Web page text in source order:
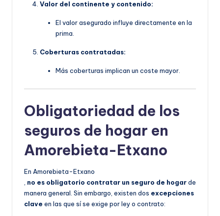
Valor del continente y contenido:
El valor asegurado influye directamente en la
prima.
Coberturas contratadas:
Más coberturas implican un coste mayor.
Obligatoriedad de los
seguros de hogar en
Amorebieta-Etxano
En Amorebieta-Etxano
, no es obligatorio contratar un seguro de hogarde
manera general. Sin embargo, existen dos excepciones
clave en las que sí se exige por ley o contrato: